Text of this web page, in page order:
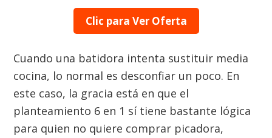
Clic para Ver Oferta
Cuando una batidora intenta sustituir media
cocina, lo normal es desconfiar un poco. En
este caso, la gracia está en que el
planteamiento 6 en 1 sí tiene bastante lógica
para quien no quiere comprar picadora,